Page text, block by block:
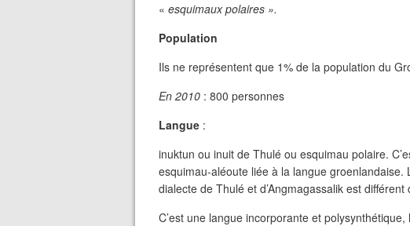
« esquimaux polaires ».
Population
Ils ne représentent que 1% de la population du
En 2010 : 800 personnes
Langue :
inuktun ou inuit de Thulé ou esquimau polaire.
esquimau-aléoute liée à la langue groenlandaise.
dialecte de Thulé et d’Angmagassalik est
C’est une langue incorporante et